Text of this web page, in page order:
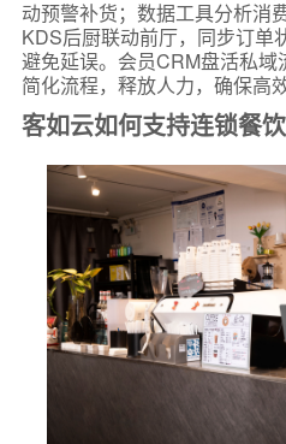
动预警补货；数据工具分析消
KDS后厨联动前厅，同步订单
避免延误。会员CRM盘活私
简化流程，释放人力，确保高
客如云如何支持连锁餐饮
*联系方式
+86
*所属业态
我的姓名
附加留言
预约试